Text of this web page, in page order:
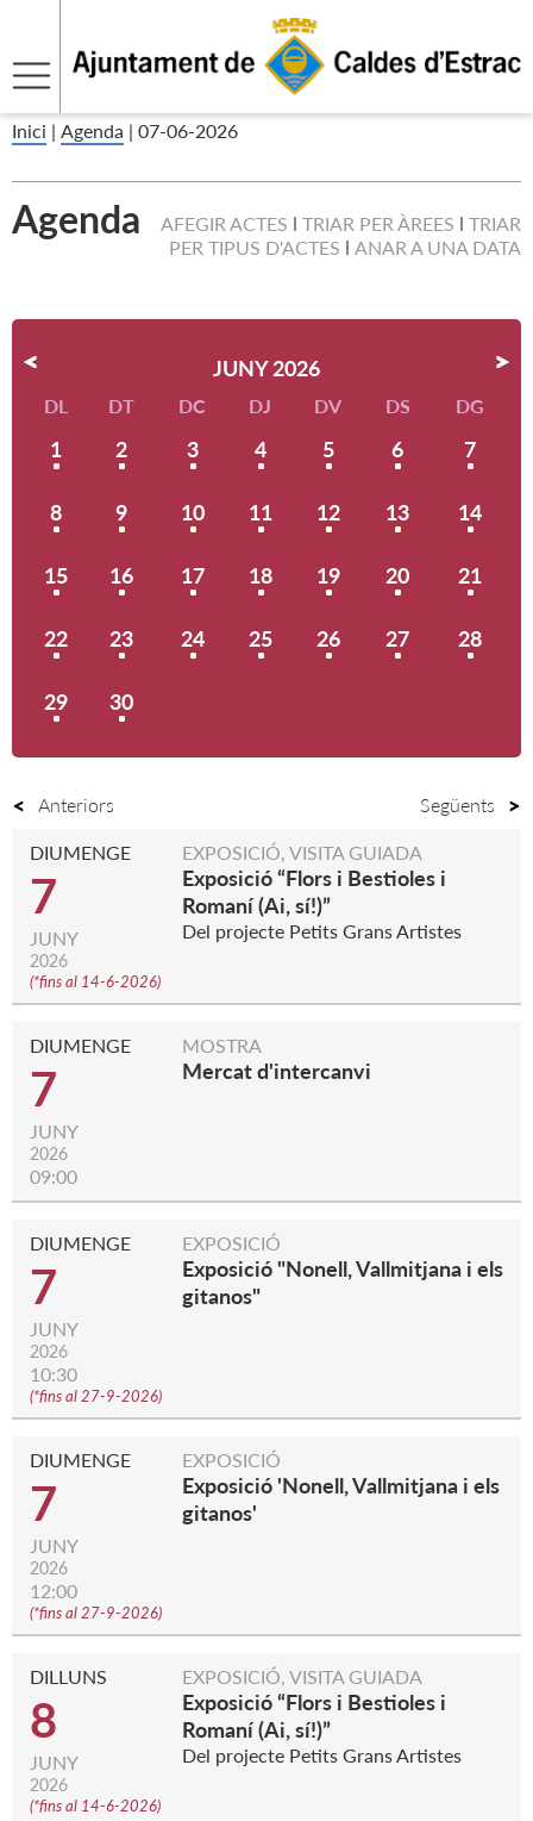
Inici | Agenda | 07-06-2026
Agenda AFEGIR ACTES TRIAR PER ÀREES
TRIAR
PER TIPUS D'ACTES
ANAR A UNA DATA
JUNY 2026
DL DT DC DJ DV DS DG
1 2 3 4 5 6 7
8 9 10 11 12 13 14
15 16 17 18 19 20 21
22 23 24 25 26 27 28
29 30
Anteriors Següents
DIUMENGE
7
JUNY
2026
(*fins al 14-6-2026)
EXPOSICIÓ, VISITA GUIADA
Exposició “Flors i Bestioles i
Romaní (Ai, sí!)”
Del projecte Petits Grans Artistes
DIUMENGE
7
JUNY
2026
09:00
MOSTRA
Mercat d'intercanvi
DIUMENGE
7
JUNY
2026
10:30
(*fins al 27-9-2026)
EXPOSICIÓ
Exposició "Nonell, Vallmitjana i els
gitanos"
DIUMENGE
7
JUNY
2026
12:00
(*fins al 27-9-2026)
EXPOSICIÓ
Exposició 'Nonell, Vallmitjana i els
gitanos'
DILLUNS
8
JUNY
2026
(*fins al 14-6-2026)
EXPOSICIÓ, VISITA GUIADA
Exposició “Flors i Bestioles i
Romaní (Ai, sí!)”
Del projecte Petits Grans Artistes